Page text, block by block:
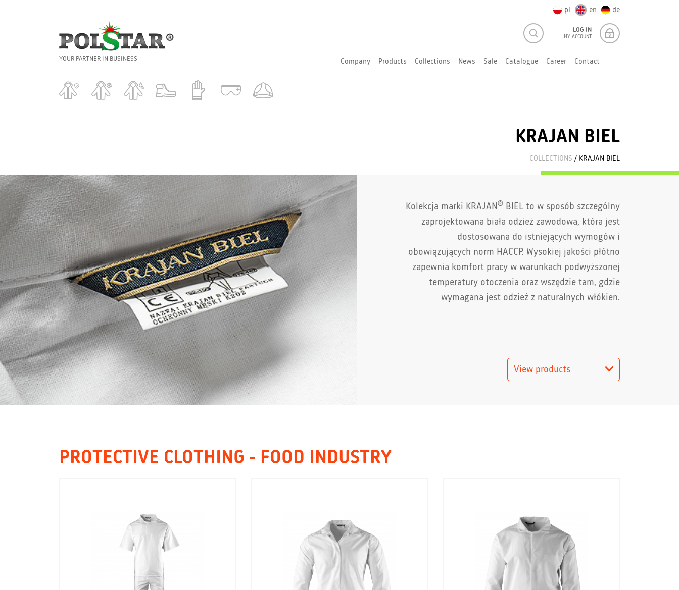
pl en de
YOUR PARTNER IN BUSINESS
LOG IN
MY ACCOUNT
Company Products Collections News Sale Catalogue Career Contact
KRAJAN BIEL
COLLECTIONS / KRAJAN BIEL
Kolekcja marki KRAJAN®BIEL to w sposób szczególny
zaprojektowana biała odzież zawo­dowa, która jest
dostosowana do istniejących wymogów i
obowiązujących norm HACCP. Wysokiej jakości płótno
zapewnia komfort pra­cy w warunkach podwyższonej
temperatury otoczenia oraz wszędzie tam, gdzie
wymaga­na jest odzież z naturalnych włókien.
View products
PROTECTIVE CLOTHING - FOOD INDUSTRY